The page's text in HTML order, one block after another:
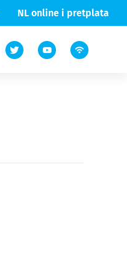
NL online i pretplata